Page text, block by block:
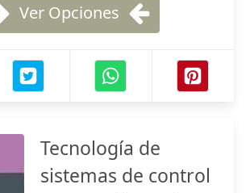
Ver Opciones
Tecnología de
sistemas de control